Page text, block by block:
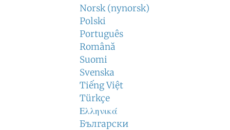
Norsk (nynorsk)
Polski
Português
Română
Suomi
Svenska
Tiếng Việt
Türkçe
Ελληνικά
Български